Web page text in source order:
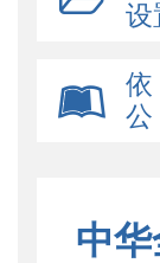
设
中